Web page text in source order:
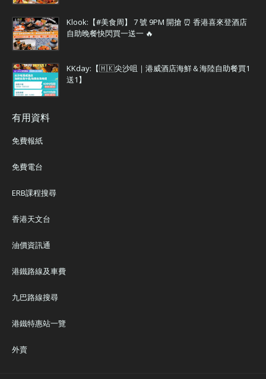
Klook:【#美食周】 7 號 9PM 開搶 ⏰ 香港喜來登酒店
自助晚餐快閃買一送一 🔥
KKday:【🇭🇰尖沙咀｜港威酒店海鮮＆海陸自助餐買1
送1】
有用資料
免費報紙
免費電台
ERB課程搜尋
香港天文台
油價資訊通
港鐵路線及車費
九巴路線搜尋
港鐵特惠站一覽
外賣